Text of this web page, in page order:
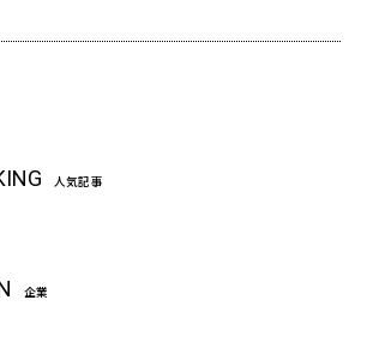
人気記事
企業